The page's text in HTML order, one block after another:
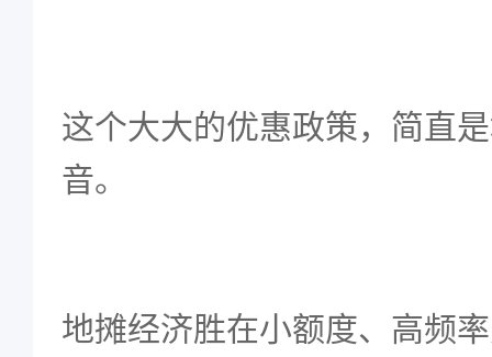
这个大大的优惠政策，简直
音。
地摊经济胜在小额度、高频